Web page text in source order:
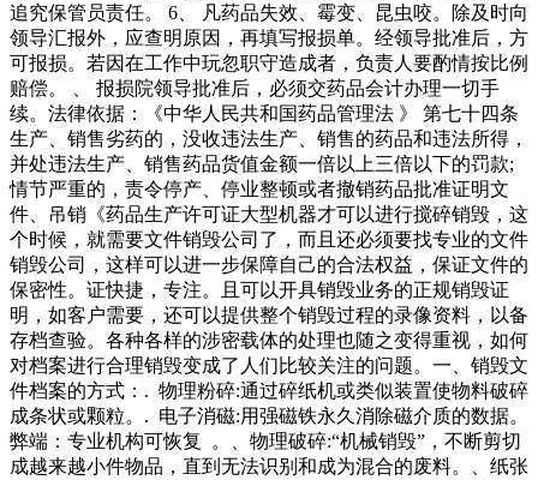
追究保管员责任。 6、 凡药品失效、霉变、昆虫咬。除及时向
领导汇报外，应查明原因，再填写报损单。经领导批准后，方
可报损。若因在工作中玩忽职守造成者，负责人要酌情按比例
赔偿。 、 报损院领导批准后，必须交药品会计办理一切手
续。法律依据：《中华人民共和国药品管理法 》 第七十四条
生产、销售劣药的，没收违法生产、销售的药品和违法所得，
并处违法生产、销售药品货值金额一倍以上三倍以下的罚款;
情节严重的，责令停产、停业整顿或者撤销药品批准证明文
件、吊销《药品生产许可证大型机器才可以进行搅碎销毁，这
个时候，就需要文件销毁公司了，而且还必须要找专业的文件
销毁公司，这样可以进一步保障自己的合法权益，保证文件的
保密性。证快捷，专注。且可以开具销毁业务的正规销毁证
明，如客户需要，还可以提供整个销毁过程的录像资料，以备
存档查验。各种各样的涉密载体的处理也随之变得重视，如何
对档案进行合理销毁变成了人们比较关注的问题。一、销毁文
件档案的方式：. 物理粉碎:通过碎纸机或类似装置使物料破碎
成条状或颗粒。. 电子消磁:用强磁铁永久消除磁介质的数据。
弊端：专业机构可恢复 。、物理破碎:“机械销毁”，不断剪切
成越来越小件物品，直到无法识别和成为混合的废料。、纸张